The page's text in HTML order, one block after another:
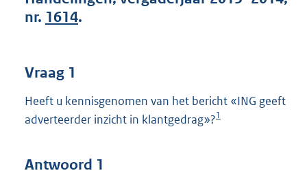
nr. 1614.
Vraag 1
Heeft u kennisgenomen van het bericht «ING geeft
adverteerder inzicht in klantgedrag»?1
Antwoord 1